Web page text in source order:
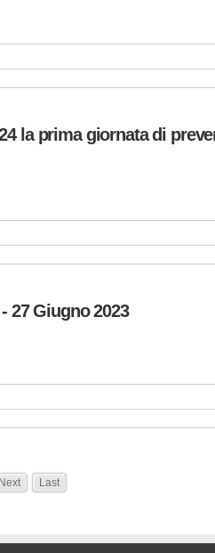
la prima giornata di
27 Giugno 2023
Next Last